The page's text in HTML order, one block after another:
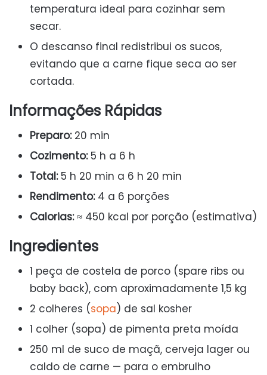
temperatura ideal para cozinhar sem
secar.
O descanso final redistribui os sucos,
evitando que a carne fique seca ao ser
cortada.
Informações Rápidas
Preparo:20 min
Cozimento:5 h a 6 h
Total:5 h 20 min a 6 h 20 min
Rendimento:4 a 6 porções
Calorias:≈ 450 kcal por porção (estimativa)
Ingredientes
1 peça de costela de porco (spare ribs ou
baby back), com aproximadamente 1,5 kg
2 colheres (sopa) de sal kosher
1 colher (sopa) de pimenta preta moída
250 ml de suco de maçã, cerveja lager ou
caldo de carne — para o embrulho